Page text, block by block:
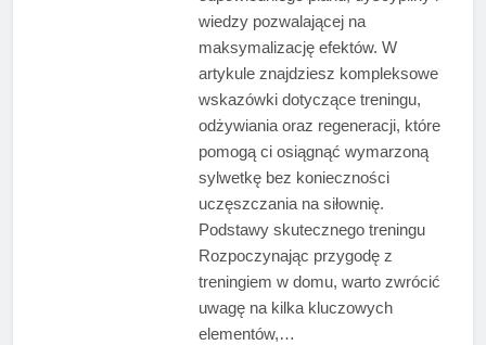
wiedzy pozwalającej na
maksymalizację efektów. W
artykule znajdziesz kompleksowe
wskazówki dotyczące treningu,
odżywiania oraz regeneracji, które
pomogą ci osiągnąć wymarzoną
sylwetkę bez konieczności
uczęszczania na siłownię.
Podstawy skutecznego treningu
Rozpoczynając przygodę z
treningiem w domu, warto zwrócić
uwagę na kilka kluczowych
elementów,…